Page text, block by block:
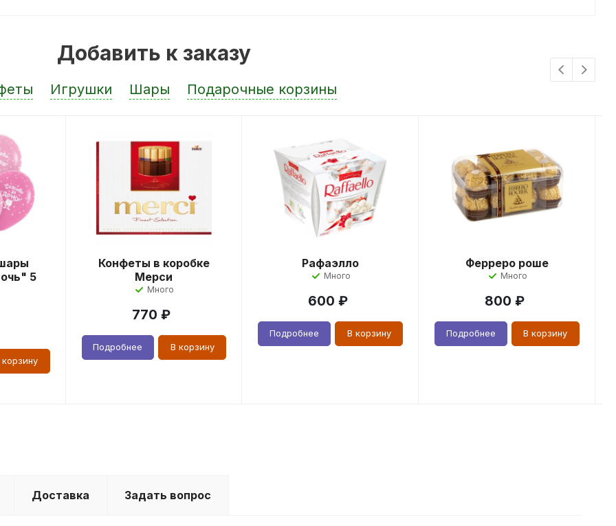
Добавить к заказу
Игрушки Шары Подарочные корзины
5
Конфеты в коробке
Мерси
Много
770 ₽
Подробнее В корзину
Рафаэлло
Много
600 ₽
Подробнее В корзину
Ферреро роше
Много
800 ₽
Подробнее В корзину
Доставка Задать вопрос